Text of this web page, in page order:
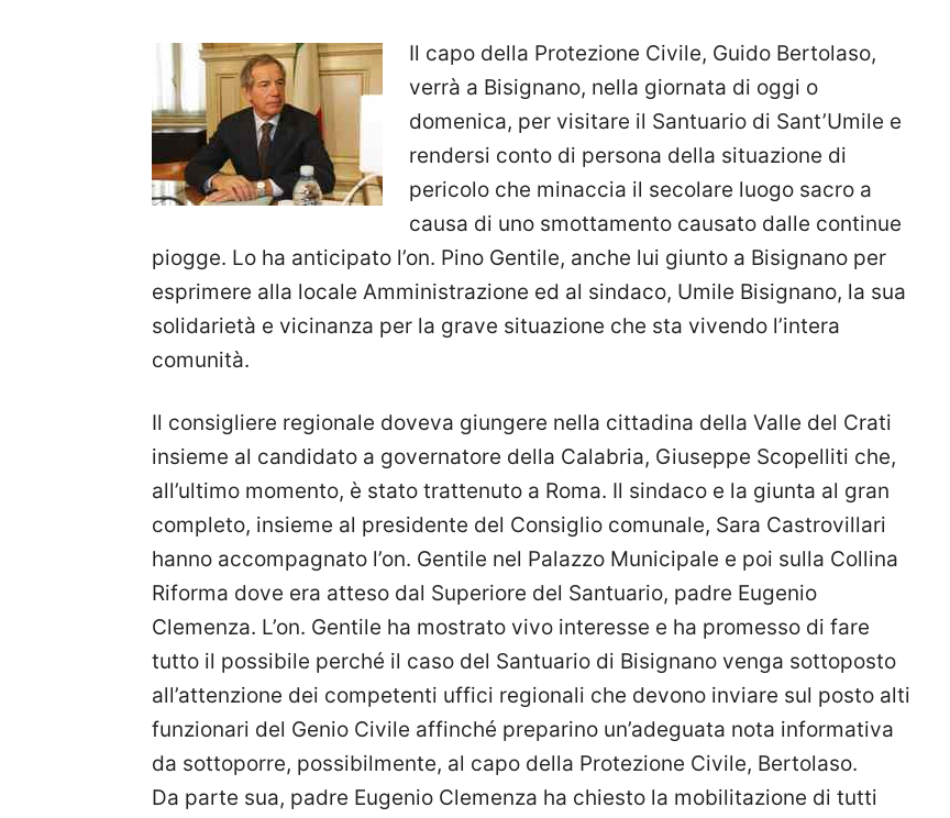
Il capo della Protezione Civile, Guido Bertolaso,
verrà a Bisignano, nella giornata di oggi o
domenica, per visitare il Santuario di Sant’Umile e
rendersi conto di persona della situazione di
pericolo che minaccia il secolare luogo sacro a
causa di uno smottamento causato dalle continue
piogge. Lo ha anticipato l’on. Pino Gentile, anche lui giunto a Bisignano per
esprimere alla locale Amministrazione ed al sindaco, Umile Bisignano, la sua
solidarietà e vicinanza per la grave situazione che sta vivendo l’intera
comunità.
Il consigliere regionale doveva giungere nella cittadina della Valle del Crati
insieme al candidato a governatore della Calabria, Giuseppe Scopelliti che,
all’ultimo momento, è stato trattenuto a Roma. Il sindaco e la giunta al gran
completo, insieme al presidente del Consiglio comunale, Sara Castrovillari
hanno accompagnato l’on. Gentile nel Palazzo Municipale e poi sulla Collina
Riforma dove era atteso dal Superiore del Santuario, padre Eugenio
Clemenza. L’on. Gentile ha mostrato vivo interesse e ha promesso di fare
tutto il possibile perché il caso del Santuario di Bisignano venga sottoposto
all’attenzione dei competenti uffici regionali che devono inviare sul posto alti
funzionari del Genio Civile affinché preparino un’adeguata nota informativa
da sottoporre, possibilmente, al capo della Protezione Civile, Bertolaso.
Da parte sua, padre Eugenio Clemenza ha chiesto la mobilitazione di tutti